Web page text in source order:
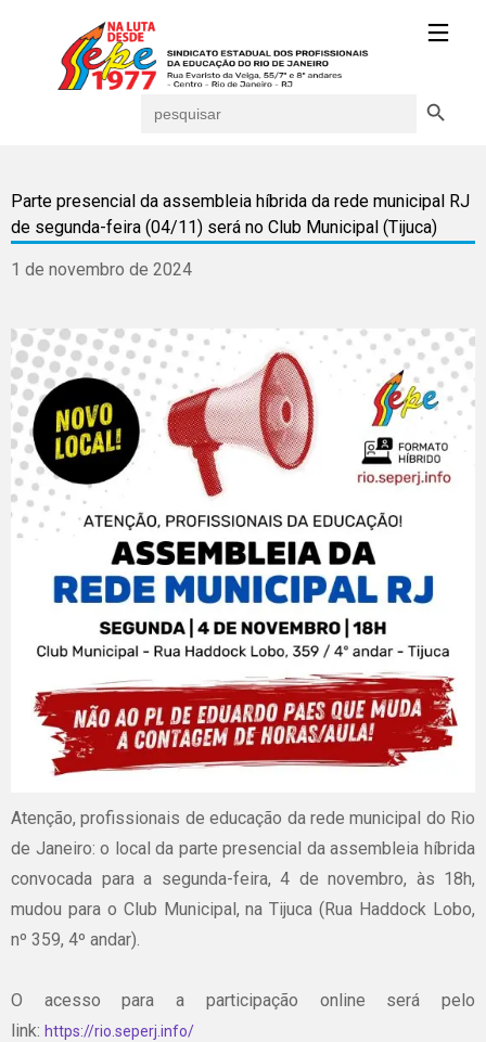
for:
Parte presencial da assembleia híbrida da rede municipal RJ
de segunda-feira (04/11) será no Club Municipal (Tijuca)
1 de novembro de 2024
Atenção, profissionais de educação da rede municipal do Rio
de Janeiro: o local da parte presencial da assembleia híbrida
convocada para a segunda-feira, 4 de novembro, às 18h,
mudou para o Club Municipal, na Tijuca (Rua Haddock Lobo,
nº 359, 4º andar).
O acesso para a participação online será pelo
link: https://rio.seperj.info/